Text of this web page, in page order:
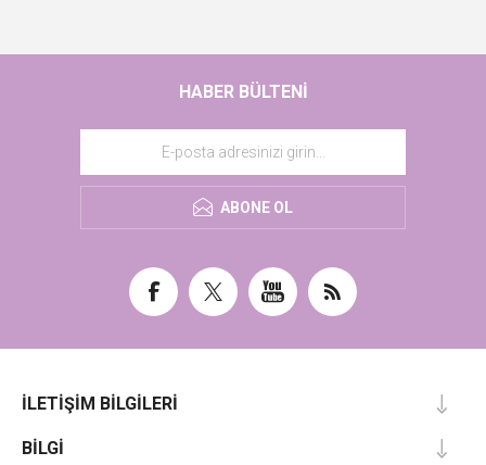
HABER BÜLTENI
ABONE OL
İLETIŞIM BILGILERI
BILGI